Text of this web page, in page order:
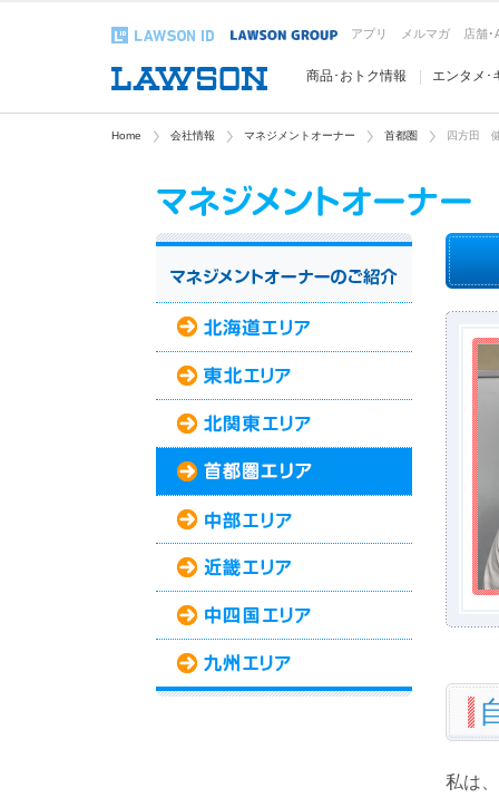
アプリ メルマガ 店舗･
商品･おトク情報 エンタメ･
Home 会社情報 マネジメントオーナー 首都圏 四方田
私は